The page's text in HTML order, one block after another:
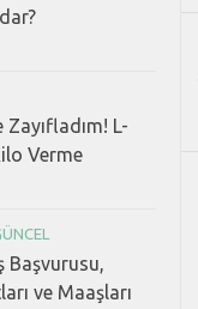
Zayıfladım! L-
Verme
Başvurusu,
ve Maaşları